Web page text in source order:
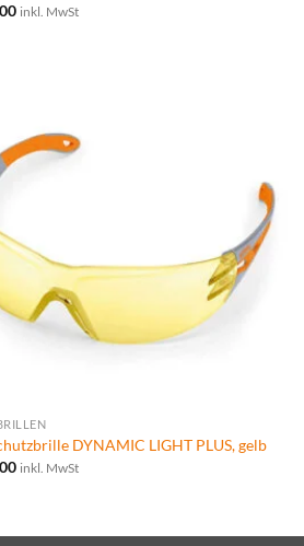
inkl. MwSt
DYNAMIC LIGHT PLUS, gelb
inkl. MwSt